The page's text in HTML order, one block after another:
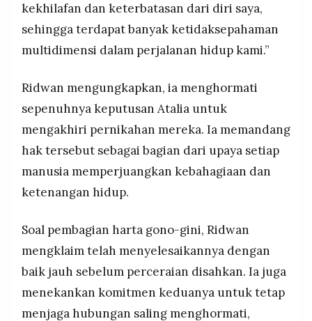
kekhilafan dan keterbatasan dari diri saya,
sehingga terdapat banyak ketidaksepahaman
multidimensi dalam perjalanan hidup kami.”
Ridwan mengungkapkan, ia menghormati
sepenuhnya keputusan Atalia untuk
mengakhiri pernikahan mereka. Ia memandang
hak tersebut sebagai bagian dari upaya setiap
manusia memperjuangkan kebahagiaan dan
ketenangan hidup.
Soal pembagian harta gono-gini, Ridwan
mengklaim telah menyelesaikannya dengan
baik jauh sebelum perceraian disahkan. Ia juga
menekankan komitmen keduanya untuk tetap
menjaga hubungan saling menghormati,